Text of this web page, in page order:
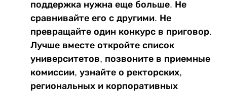
поддержка нужна еще больше. Не
сравнивайте его с другими. Не
превращайте один конкурс в приговор.
Лучше вместе откройте список
университетов, позвоните в приемные
комиссии, узнайте о ректорских,
региональных и корпоративных